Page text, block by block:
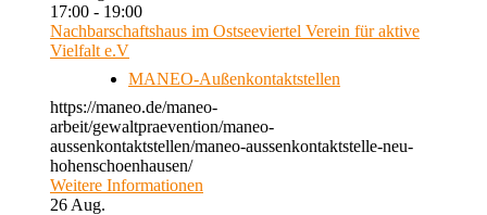
17:00 - 19:00
Nachbarschaftshaus im Ostseeviertel Verein für aktive
Vielfalt e.V
MANEO-Außenkontaktstellen
https://maneo.de/maneo-
arbeit/gewaltpraevention/maneo-
aussenkontaktstellen/maneo-aussenkontaktstelle-neu-
hohenschoenhausen/
Weitere Informationen
26 Aug.